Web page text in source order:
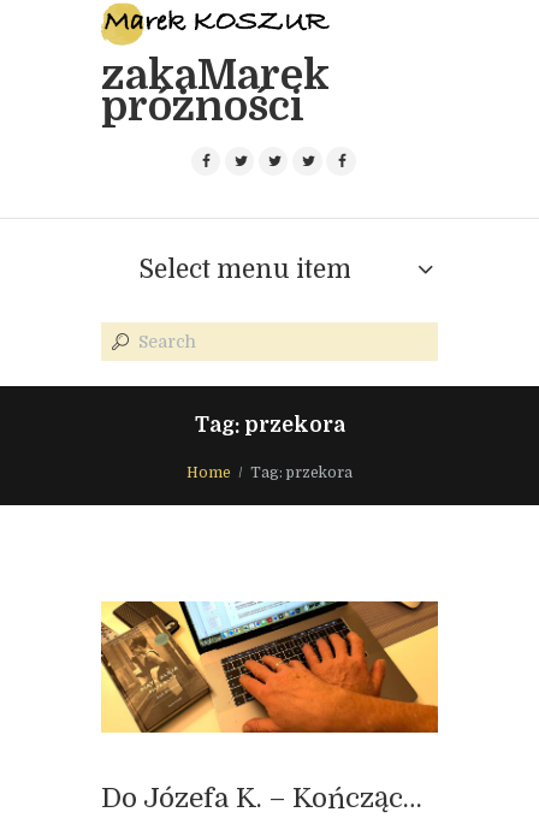
zakaMarek
próżności
Select menu item
Tag: przekora
Home Tag: przekora
Do Józefa K. – Kończąc…